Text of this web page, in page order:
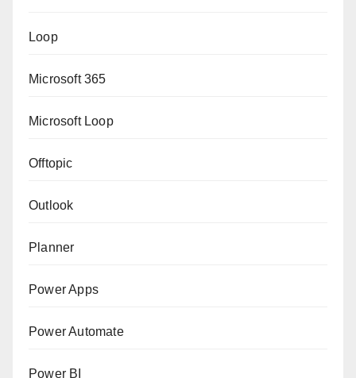
Loop
Microsoft 365
Microsoft Loop
Offtopic
Outlook
Planner
Power Apps
Power Automate
Power BI